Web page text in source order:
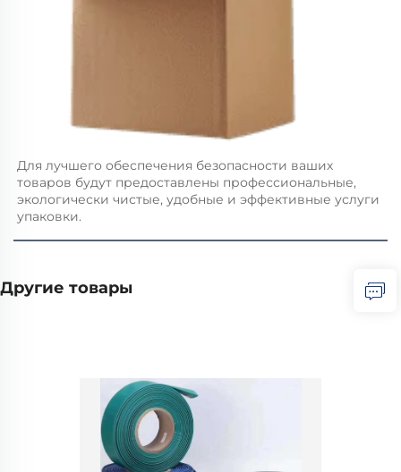
Для лучшего обеспечения безопасности ваших
товаров будут предоставлены профессиональные,
экологически чистые, удобные и эффективные услуги
упаковки.
Другие товары